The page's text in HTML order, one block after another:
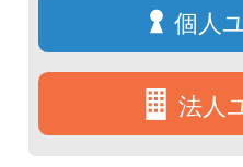
個人
法人